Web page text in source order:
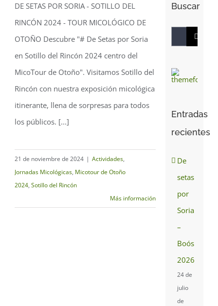
DE SETAS POR SORIA - SOTILLO DEL
RINCÓN 2024 - TOUR MICOLÓGICO DE
OTOÑO Descubre "# De Setas por Soria
en Sotillo del Rincón 2024 centro del
MicoTour de Otoño". Visitamos Sotillo del
Rincón con nuestra exposición micológica
itinerante, llena de sorpresas para todos
los públicos. [...]
21 de noviembre de 2024 | Actividades,
Jornadas Micológicas, Micotour de Otoño
2024, Sotillo del Rincón
Más información
Buscar
Buscar:
Entradas
recientes
De
setas
por
Soria
–
Boós
2026
24 de
julio
de